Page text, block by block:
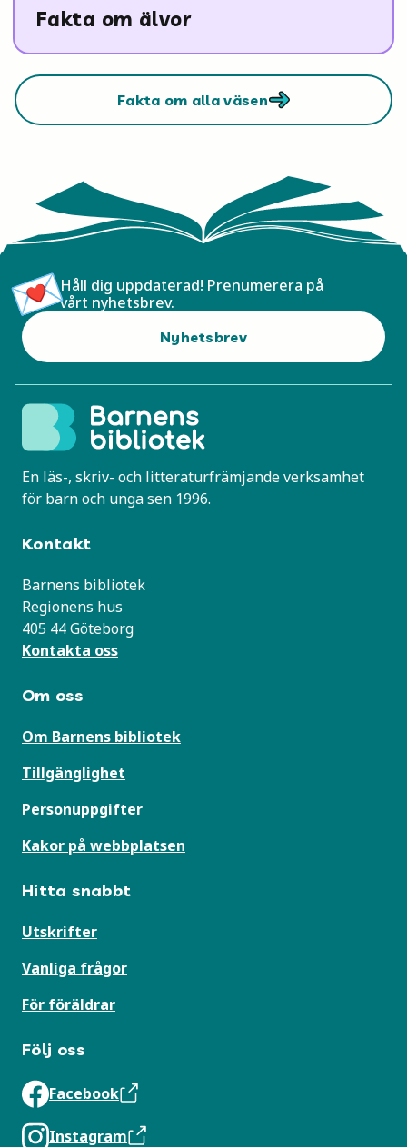
Fakta om älvor
Fakta om alla väsen
Håll dig uppdaterad! Prenumerera på
vårt nyhetsbrev.
Nyhetsbrev
En läs-, skriv- och litteraturfrämjande verksamhet
för barn och unga sen 1996.
Kontakt
Barnens bibliotek
Regionens hus
405 44 Göteborg
Kontakta oss
Om oss
Om Barnens bibliotek
Tillgänglighet
Personuppgifter
Kakor på webbplatsen
Hitta snabbt
Utskrifter
Vanliga frågor
För föräldrar
Följ oss
Facebook
Instagram